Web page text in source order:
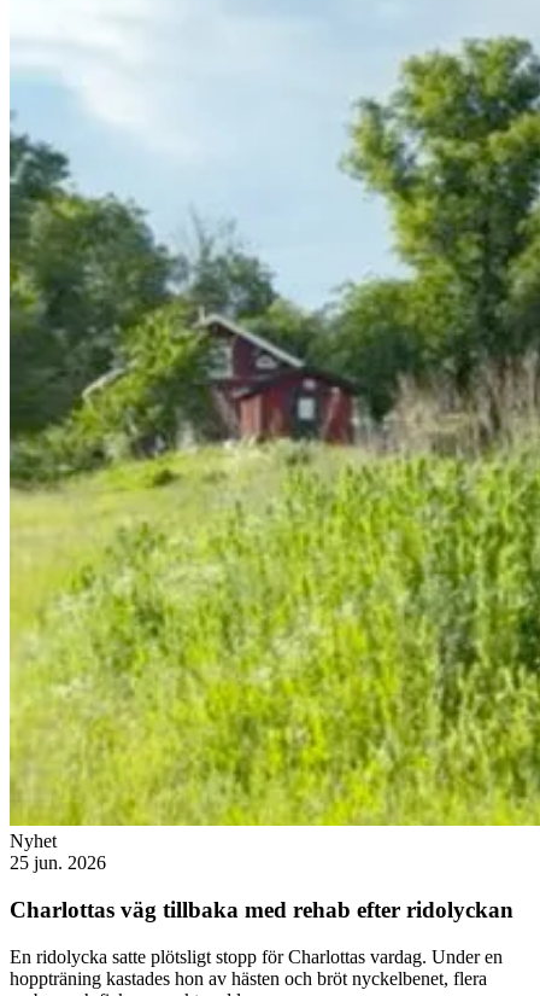
Nyhet
25 jun. 2026
Charlottas väg tillbaka med rehab efter ridolyckan
En ridolycka satte plötsligt stopp för Charlottas vardag. Under en
hoppträning kastades hon av hästen och bröt nyckelbenet, flera